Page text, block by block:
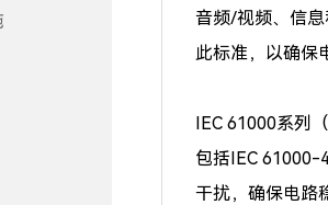
音频/视频、信
此标准，以确保
IEC 61000系列
包括IEC 61000-
干扰，确保电路